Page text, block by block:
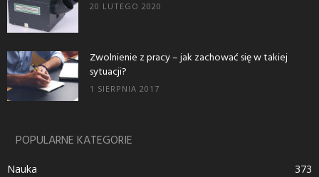
20 LUTEGO 2020
Zwolnienie z pracy – jak zachować się w takiej
sytuacji?
1 SIERPNIA 2017
POPULARNE KATEGORIE
Nauka
373